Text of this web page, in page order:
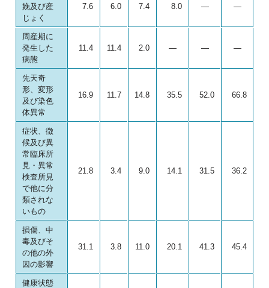
娩及び産
じょく
7.6 6.0 7.4 8.0 ― ―
周産期に
発生した
病態
11.4 11.4 2.0 ― ― ―
先天奇
形、変形
及び染色
体異常
16.9 11.7 14.8 35.5 52.0 66.8
症状、徴
候及び異
常臨床所
見・異常
検査所見
で他に分
類されな
いもの
21.8 3.4 9.0 14.1 31.5 36.2
損傷、中
毒及びそ
の他の外
因の影響
31.1 3.8 11.0 20.1 41.3 45.4
健康状態